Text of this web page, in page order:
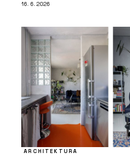
16. 6. 2026
ARCHITEKTURA